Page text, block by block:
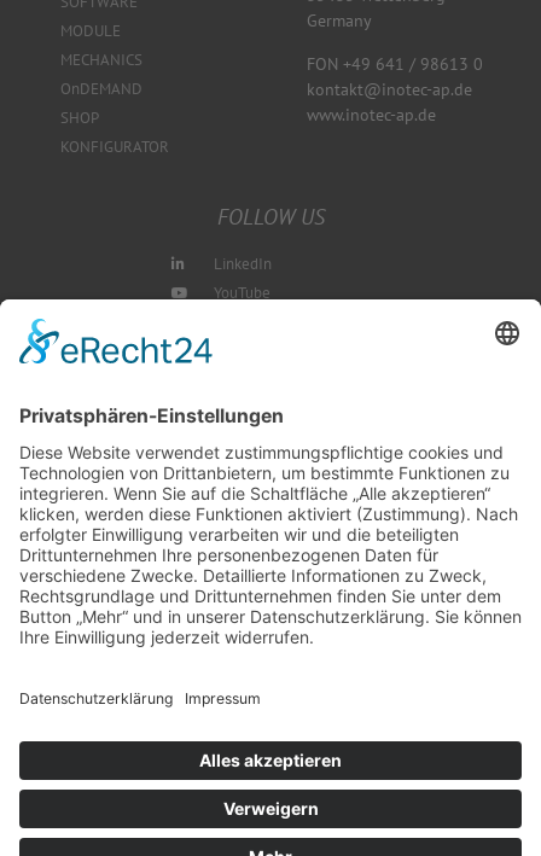
MODULE
MECHANICS
OnDEMAND
SHOP
KONFIGURATOR
Germany
FON +49 641 / 98613 0
kontakt@inotec-ap.de
www.inotec-ap.de
FOLLOW US
LinkedIn
YouTube
SCHREIBEN SIE UNS
SHOP BESUCHEN
IMPRESSUM|DATENSCHUTZ|SITEMAP